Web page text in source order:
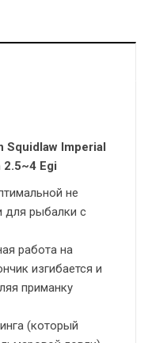
Squidlaw Imperial
2.5~4 Egi
не
для рыбалки с
работа на
изгибается и
приманку
(который